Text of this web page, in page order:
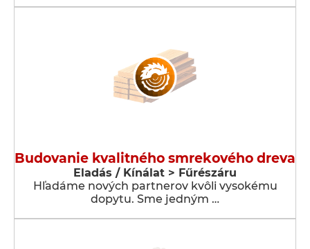
Budovanie kvalitného smrekového dreva
Eladás / Kínálat > Fűrészáru
Hľadáme nových partnerov kvôli vysokému
dopytu. Sme jedným …